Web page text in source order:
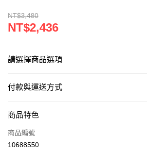
NT$3,480
NT$2,436
請選擇商品選項
付款與運送方式
信用卡一次付款
超商取貨付款
商品特色
商品編號
10688550